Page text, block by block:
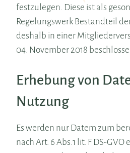
festzulegen. Diese ist als
Regelungswerk Bestandteil
deshalb in einer
04. November 2018
Erhebung von
Nutzung
Es werden nur Datem zum
nach Art. 6 Abs.1 lit. F DS-